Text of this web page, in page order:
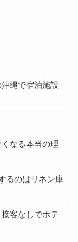
縄で宿泊施設
なる本当の理
るのはリネン庫
客なしでホテ